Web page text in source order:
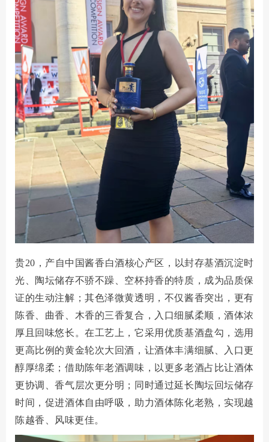
贵20，产自中国酱香白酒核心产区，以封存基酒沉淀时
光、
陶坛储存不骄不躁、空杯持香的特质，成为品质保
证的生动注解；其色泽微黄透明，不仅酱香突出，更有
陈香、曲香、木香的三香复合，入口细腻柔顺，酒体浓
厚且回味悠长。在工艺上，它采用优质基酒盘勾，选用
更高比例的黄金轮次大回酒，让酒体丰满细腻、入口更
醇厚绵柔；借助陈年老酒调味，以更多老酒占比让酒体
更协调、香气层次更分明；同时通过延长陶坛回坛储存
时间，促进酒体自由呼吸，助力酒体陈化老熟，实现越
陈越香、风味更佳。